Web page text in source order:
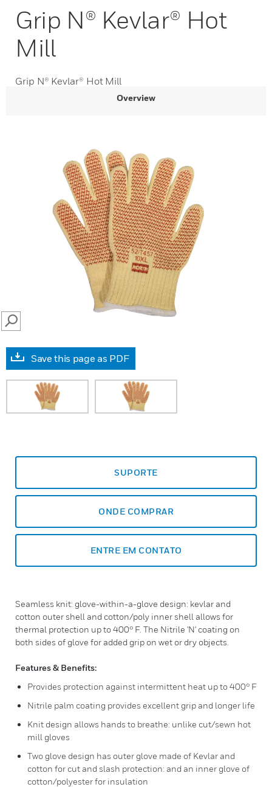
Grip N® Kevlar® Hot
Mill
Grip N® Kevlar® Hot Mill
Overview
SEARCH
Save this page as PDF
SUPORTE
ONDE COMPRAR
ENTRE EM CONTATO
Seamless knit: glove-within-a-glove design: kevlar and
cotton outer shell and cotton/poly inner shell allows for
thermal protection up to 400° F. The Nitrile 'N' coating on
both sides of glove for added grip on wet or dry objects.
Features & Benefits:
Provides protection against intermittent heat up to 400° F
Nitrile palm coating provides excellent grip and longer life
Knit design allows hands to breathe: unlike cut/sewn hot
mill gloves
Two glove design has outer glove made of Kevlar and
cotton for cut and slash protection: and an inner glove of
cotton/polyester for insulation